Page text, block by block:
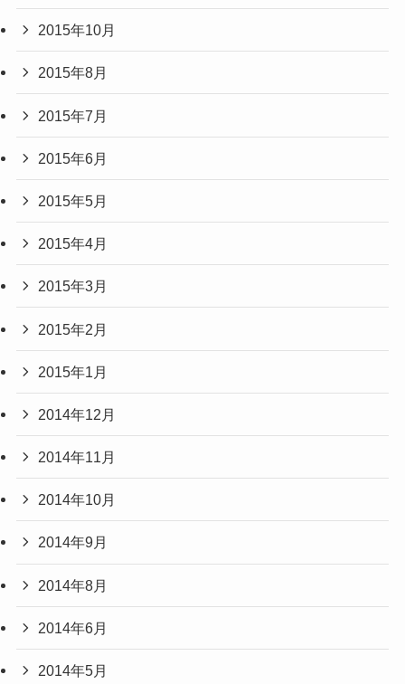
2015年10月
2015年8月
2015年7月
2015年6月
2015年5月
2015年4月
2015年3月
2015年2月
2015年1月
2014年12月
2014年11月
2014年10月
2014年9月
2014年8月
2014年6月
2014年5月